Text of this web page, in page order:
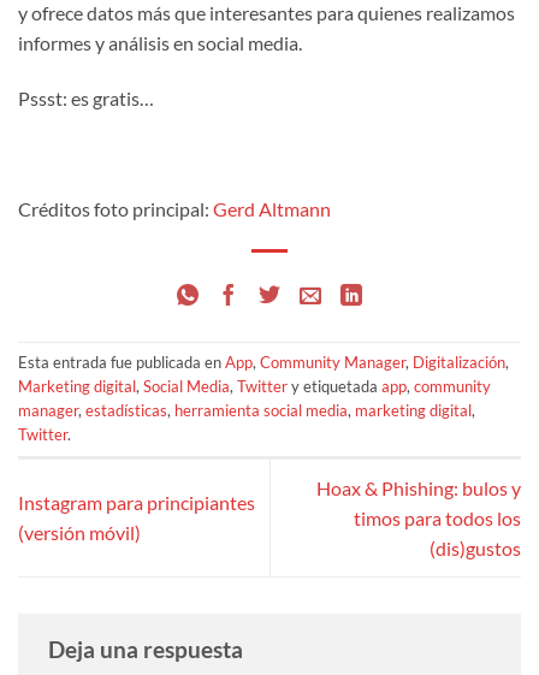
y ofrece datos más que interesantes para quienes realizamos
informes y análisis en social media.
Pssst: es gratis…
Créditos foto principal: Gerd Altmann
Esta entrada fue publicada enApp, Community Manager, Digitalización,
Marketing digital, Social Media, Twittery etiquetada app, community
manager, estadísticas, herramienta social media, marketing digital,
Twitter.
Instagram para principiantes
(versión móvil)
Hoax & Phishing: bulos y
timos para todos los
(dis)gustos
Deja una respuesta